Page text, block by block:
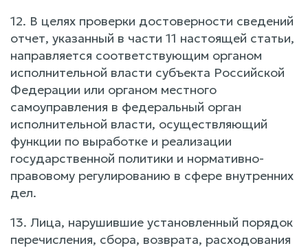
12. В целях проверки достоверности сведений
отчет, указанный в части 11 настоящей статьи,
направляется соответствующим органом
исполнительной власти субъекта Российской
Федерации или органом местного
самоуправления в федеральный орган
исполнительной власти, осуществляющий
функции по выработке и реализации
государственной политики и нормативно-
правовому регулированию в сфере внутренних
дел.
13. Лица, нарушившие установленный порядок
перечисления, сбора, возврата, расходования